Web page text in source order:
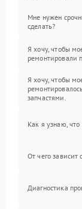
Мне нужен
сделать?
Я хочу, чтобы
ремонтировали
Я хочу, чтобы
запчастями.
Как я узнаю, что
От чего зависит
Диагностика